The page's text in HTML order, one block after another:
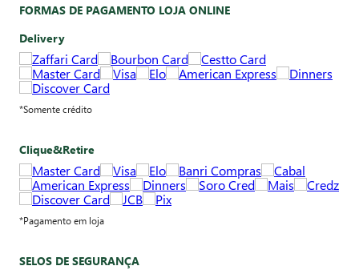
FORMAS DE PAGAMENTO LOJA ONLINE
Delivery
*Somente crédito
Clique&Retire
*Pagamento em loja
SELOS DE SEGURANÇA